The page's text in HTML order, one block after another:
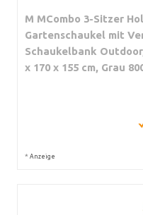
M MCombo 3-Sitzer
Gartenschaukel mit
Schaukelbank
x 170 x 155 cm, Grau
* Anzeige